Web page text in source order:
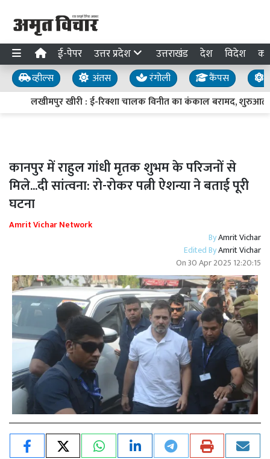
ई-पेपर उत्तर प्रदेश उत्तराखंड देश विदेश
व्हील्स अंतस रंगोली कैंपस
लखीमपुर खीरी : ई-रिक्शा चालक विनीत का कंकाल बरामद, शुरुआती
कानपुर में राहुल गांधी मृतक शुभम के परिजनों से
मिले...दी सांत्वना: रो-रोकर पत्नी ऐशन्या ने बताई पूरी
घटना
Amrit Vichar Network
ByAmrit Vichar
Edited ByAmrit Vichar
On30 Apr 2025 12:20:15